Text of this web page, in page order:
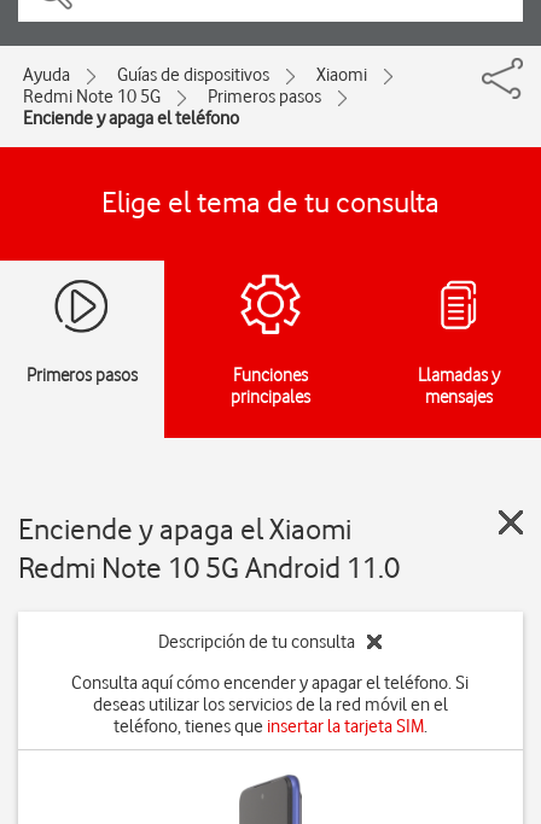
Ayuda Guías de dispositivos
Xiaomi
Redmi Note 10 5G
Primeros pasos
Enciende y apaga el teléfono
Elige el tema de tu consulta
Primeros pasos
Funciones
principales
Llamadas y
mensajes
Enciende y apaga el Xiaomi
Redmi Note 10 5G Android 11.0
Descripción de tu consulta
Consulta aquí cómo encender y apagar el teléfono. Si
deseas utilizar los servicios de la red móvil en el
teléfono, tienes que insertar la tarjeta SIM.